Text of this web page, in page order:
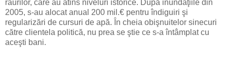
râurilor, care au atins niveluri istorice. După inundaţiile din
2005, s-au alocat anual 200 mil.€ pentru îndiguiri şi
regularizări de cursuri de apă. În cheia obişnuitelor sinecuri
către clientela politică, nu prea se ştie ce s-a întâmplat cu
aceşti bani.